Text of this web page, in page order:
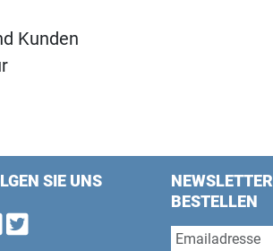
Kunden
SIE UNS
Find us on Facebook
Follow us on Twitter
NEWSLETTER
BESTELLEN